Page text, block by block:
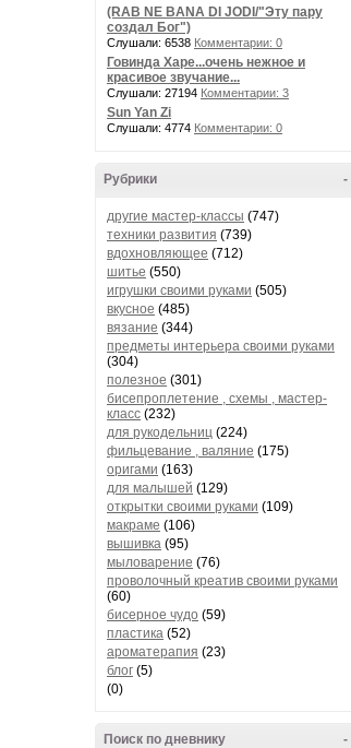
(RAB NE BANA DI JODI/"Эту пару
создал Бог")
Слушали: 6538 Комментарии: 0
Говинда Харе...очень нежное и
красивое звучание...
Слушали: 27194 Комментарии: 3
Sun Yan Zi
Слушали: 4774 Комментарии: 0
-
Рубрики
другие мастер-классы (747)
техники развития (739)
вдохновляющее (712)
шитье (550)
игрушки своими руками (505)
вкусное (485)
вязание (344)
предметы интерьера своими руками
(304)
полезное (301)
бисепроплетение , схемы , мастер-
класс (232)
для рукодельниц (224)
фильцевание , валяние (175)
оригами (163)
для малышей (129)
открытки своими руками (109)
макраме (106)
вышивка (95)
мыловарение (76)
проволочный креатив своими руками
(60)
бисерное чудо (59)
пластика (52)
ароматерапия (23)
блог (5)
(0)
-
Поиск по дневнику